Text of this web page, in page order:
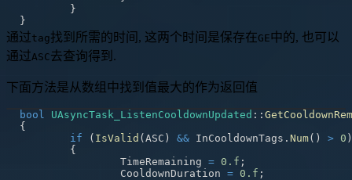
}
}
通过tag找到所需的时间, 这两个时间是保存在GE中的, 也可以
通过ASC去查询得到.
下面方法是从数组中找到值最大的作为返回值
bool UAsyncTask_ListenCooldownUpdated ::
{
if
( IsValid ( ASC ) && InCooldownTags . Num( ) > 0 )
{
		TimeRemaining
= 0.f ;
		CooldownDuration
= 0.f ;